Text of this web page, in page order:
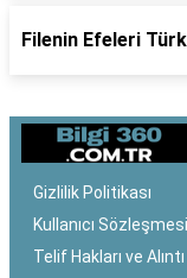
Filenin Efeleri
Gizlilik Politikası
Kullanıcı Sözleşmesi
Telif Hakları ve Alıntı